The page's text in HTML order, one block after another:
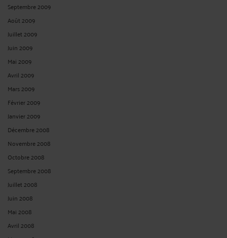
Septembre 2009
Août 2009
Juillet 2009
Juin 2009
Mai 2009
Avril 2009
Mars 2009
Février 2009
Janvier 2009
Décembre 2008
Novembre 2008
Octobre 2008
Septembre 2008
Juillet 2008
Juin 2008
Mai 2008
Avril 2008